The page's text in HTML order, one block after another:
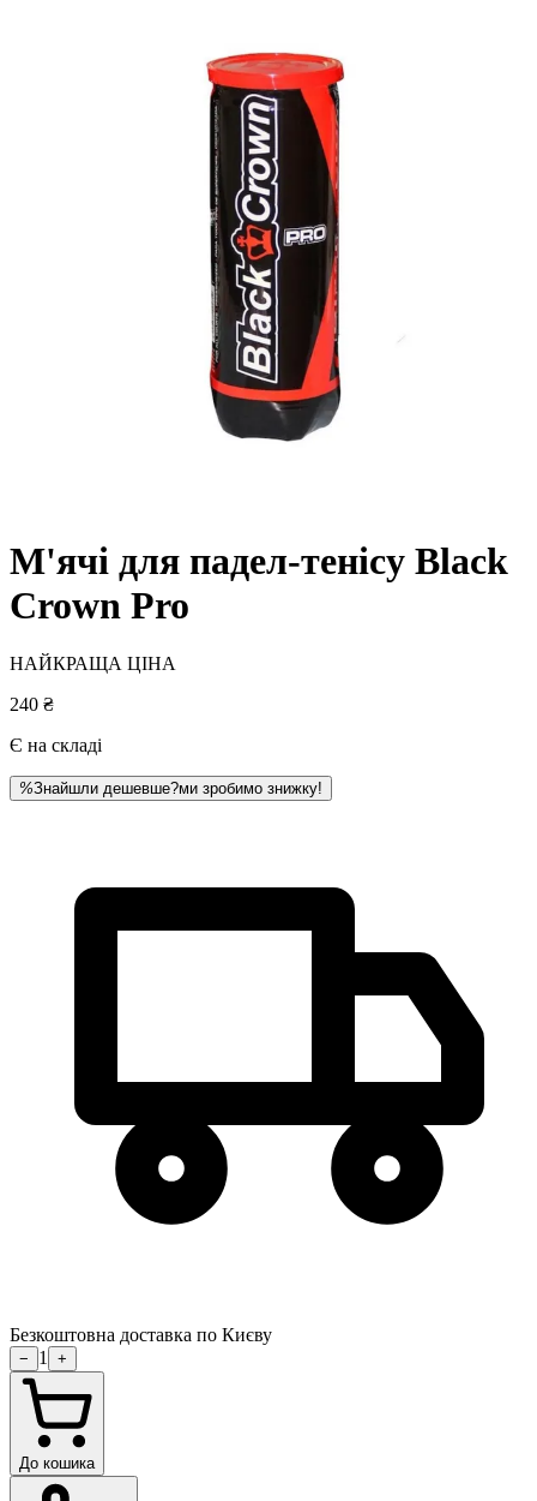
М'ячі для падел-тенісу Black
Crown Pro
НАЙКРАЩА ЦІНА
240 ₴
Є на складі
%Знайшли дешевше?ми зробимо знижку!
Безкоштовна доставка по Києву
− 1 +
До кошика